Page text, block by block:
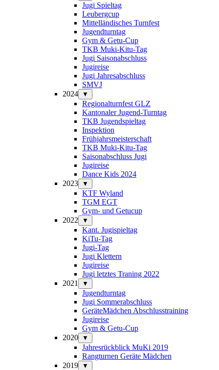
Jugi Spieltag
Leubergcup
Mittelländisches Turnfest
Jugendturntag
Gym & Getu-Cup
TKB Muki-Kitu-Tag
Jugi Saisonabschluss
Jugireise
Jugi Jahresabschluss
SMVJ
2024
▼
Regionalturnfest GLZ
Kantonaler Jugend-Turntag
TKB Jugendspieltag
Inspektion
Frühjahrsmeisterschaft
TKB Muki-Kitu-Tag
Saisonabschluss Jugi
Jugireise
Dance Kids 2024
2023
▼
KTF Wyland
TGM EGT
Gym- und Getucup
2022
▼
Kant. Jugispieltag
KiTu-Tag
Jugi-Tag
Jugi Klettern
Jugireise
Jugi letztes Traning 2022
2021
▼
Jugendturntag
Jugi Sommerabschluss
GeräteMädchen Abschlusstraining
Jugireise
Gym & Getu-Cup
2020
▼
Jahresrückblick MuKi 2019
Rangturnen Geräte Mädchen
2019
▼